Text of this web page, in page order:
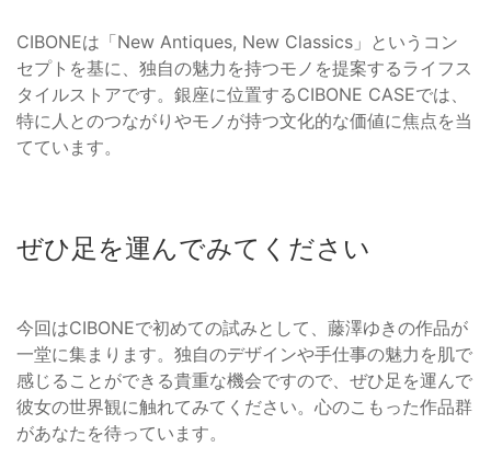
CIBONEは「New Antiques, New Classics」というコン
セプトを基に、独自の魅力を持つモノを提案するライフス
タイルストアです。銀座に位置するCIBONE CASEでは、
特に人とのつながりやモノが持つ文化的な価値に焦点を当
てています。
ぜひ足を運んでみてください
今回はCIBONEで初めての試みとして、藤澤ゆきの作品が
一堂に集まります。独自のデザインや手仕事の魅力を肌で
感じることができる貴重な機会ですので、ぜひ足を運んで
彼女の世界観に触れてみてください。心のこもった作品群
があなたを待っています。